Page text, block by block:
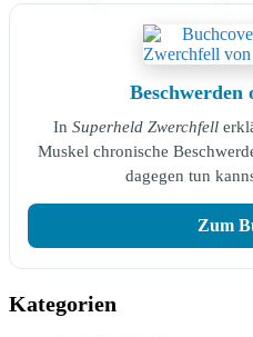
Beschwerden
In Superheld Zwerchfell
Muskel chronische
dagegen tun
Zum
Kategorien